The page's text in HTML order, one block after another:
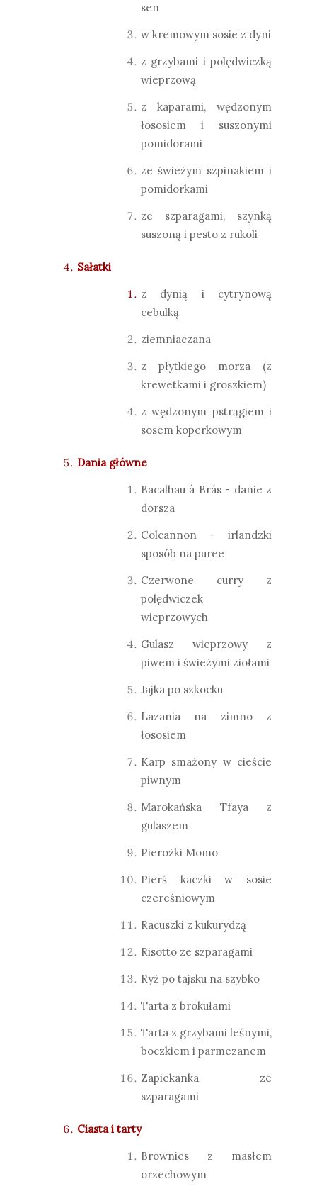
sen
w kremowym sosie z dyni
z grzybami i polędwiczką
wieprzową
z kaparami, wędzonym
łososiem i suszonymi
pomidorami
ze świeżym szpinakiem i
pomidorkami
ze szparagami, szynką
suszoną i pesto z rukoli
Sałatki
z dynią i cytrynową
cebulką
ziemniaczana
z płytkiego morza (z
krewetkami i groszkiem)
z wędzonym pstrągiem i
sosem koperkowym
Dania główne
Bacalhau à Brás - danie z
dorsza
Colcannon - irlandzki
sposób na puree
Czerwone curry z
polędwiczek
wieprzowych
Gulasz wieprzowy z
piwem i świeżymi ziołami
Jajka po szkocku
Lazania na zimno z
łososiem
Karp smażony w cieście
piwnym
Marokańska Tfaya z
gulaszem
Pierożki Momo
Pierś kaczki w sosie
czereśniowym
Racuszki z kukurydzą
Risotto ze szparagami
Ryż po tajsku na szybko
Tarta z brokułami
Tarta z grzybami leśnymi,
boczkiem i parmezanem
Zapiekanka ze
szparagami
Ciasta i tarty
Brownies z masłem
orzechowym